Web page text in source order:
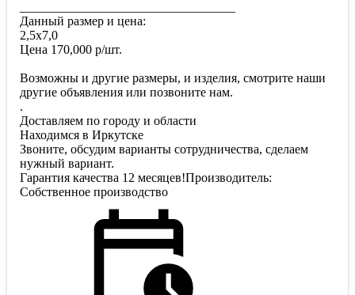
Данный размер и цена:
2,5х7,0
Цена 170,000 р/шт.
Возможны и другие размеры, и изделия, смотрите наши
другие объявления или позвоните нам.
.
Доставляем по городу и области
Находимся в Иркутске
Звоните, обсудим варианты сотрудничества, сделаем
нужный вариант.
Гарантия качества 12 месяцев!Производитель:
Собственное производство